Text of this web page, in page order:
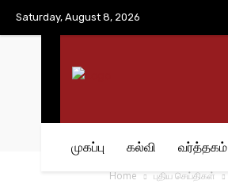
Saturday, August 8, 2026
முகப்பு கல்வி வர்த்தகம்
Home புதிய செய்திகள்